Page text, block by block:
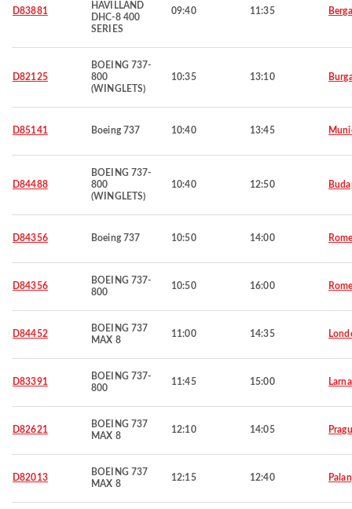
D83881
HAVILLAND
DHC-8 400
SERIES
09:40 11:35
D82125
BOEING 737-
800
(WINGLETS)
10:35 13:10
D85141 Boeing 737 10:40 13:45
D84488
BOEING 737-
800
(WINGLETS)
10:40 12:50
D84356 Boeing 737 10:50 14:00
D84356
BOEING 737-
800
10:50 16:00
D84452
BOEING 737
MAX 8
11:00 14:35
D83391
BOEING 737-
800
11:45 15:00
D82621
BOEING 737
MAX 8
12:10 14:05
D82013
BOEING 737
MAX 8
12:15 12:40